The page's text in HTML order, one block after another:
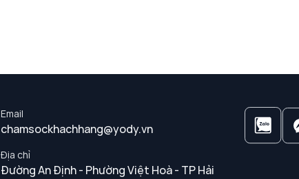
Email
chamsockhachhang@yody.vn
Địa chỉ
Đường An Định - Phường Việt Hoà - TP Hải